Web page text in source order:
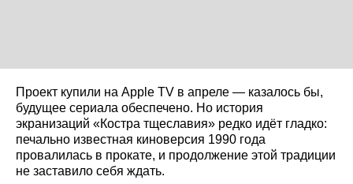
Проект купили на Apple TV в апреле — казалось бы,
будущее сериала обеспечено. Но история
экранизаций «Костра тщеславия» редко идёт гладко:
печально известная киноверсия 1990 года
провалилась в прокате, и продолжение этой традиции
не заставило себя ждать.